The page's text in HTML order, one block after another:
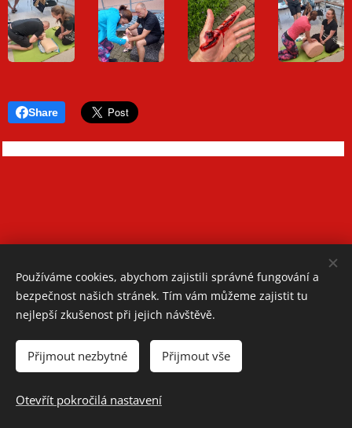
Share
Oblastní spolek Českého červeného kříže Teplice
Jiřího Wolkera 1248/2, 41501 Teplice
Spravuje: Romana Bradáčová, Barbora Faitová
Používáme cookies, abychom zajistili správné fungování a
bezpečnost našich stránek. Tím vám můžeme zajistit tu
nejlepší zkušenost při jejich návštěvě.
Přijmout nezbytné Přijmout vše
Otevřít pokročilá nastavení